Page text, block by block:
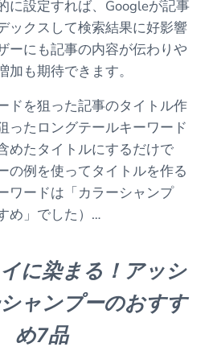
に設定すれば、Googleが記事
ックスして検索結果に好影響
ーにも記事の内容が伝わりや
も期待できます。
ドを狙った記事のタイトル作
ったロングテールキーワード
めたタイトルにするだけで
の例を使ってタイトルを作る
ワードは「カラーシャンプ
」でした）…
に染まる！アッシ
ャンプーのおすす
め7品